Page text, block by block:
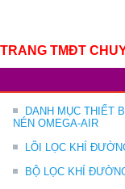
TRANG TMĐT
DANH MỤC THIẾT
NÉN OMEGA-AIR
LÕI LỌC KHÍ
BỘ LỌC KHÍ